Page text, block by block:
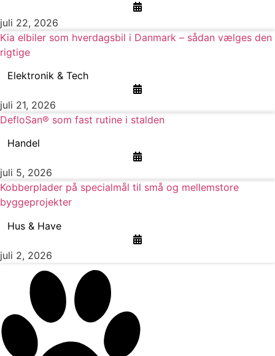
juli 22, 2026
Kia elbiler som hverdagsbil i Danmark – sådan vælges den
rigtige
Elektronik & Tech
juli 21, 2026
DefloSan® som fast rutine i stalden
Handel
juli 5, 2026
Kobberplader på specialmål til små og mellemstore
byggeprojekter
Hus & Have
juli 2, 2026